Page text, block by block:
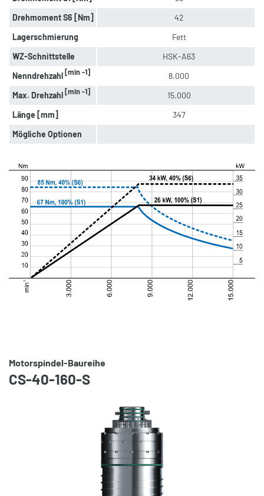
Drehmoment S6 [Nm]
42
Lagerschmierung
Fett
WZ-Schnittstelle
HSK-A63
Nenndrehzahl[min -1]
8.000
Max. Drehzahl[min -1]
15.000
Länge [mm]
347
Mögliche Optionen
Motorspindel-Baureihe
CS-40-160-S